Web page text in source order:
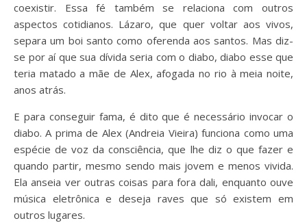
coexistir. Essa fé também se relaciona com outros
aspectos cotidianos. Lázaro, que quer voltar aos vivos,
separa um boi santo como oferenda aos santos. Mas diz-
se por aí que sua dívida seria com o diabo, diabo esse que
teria matado a mãe de Alex, afogada no rio à meia noite,
anos atrás.
E para conseguir fama, é dito que é necessário invocar o
diabo. A prima de Alex (Andreia Vieira) funciona como uma
espécie de voz da consciência, que lhe diz o que fazer e
quando partir, mesmo sendo mais jovem e menos vivida.
Ela anseia ver outras coisas para fora dali, enquanto ouve
música eletrônica e deseja raves que só existem em
outros lugares.